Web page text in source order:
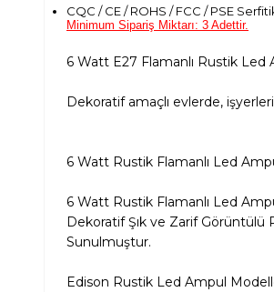
CQC / CE / ROHS / FCC / PSE
Minimum Sipariş Miktarı: 3 Adettir.
6 Watt E27 Flamanlı Rustik Led
Dekoratif amaçlı evlerde,
6 Watt Rustik Flamanlı Led
6 Watt Rustik Flamanlı Led
Dekoratif Şık ve Zarif Görüntülü
Sunulmuştur.
Edison Rustik Led Ampul